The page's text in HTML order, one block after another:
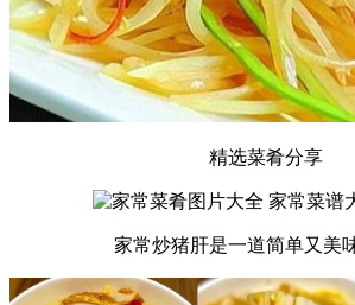
精选菜肴分享
家常炒猪肝是一道简单又美